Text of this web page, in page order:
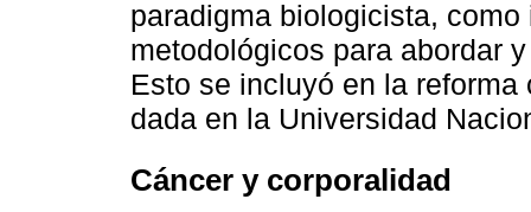
paradigma biologicista,
metodológicos para abordar
Esto se incluyó en la
dada en la Universidad
Cáncer y corporalidad